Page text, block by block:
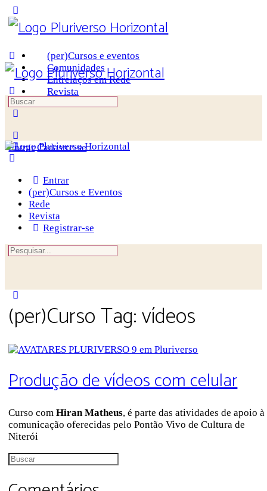
Panel
(per)Cursos e eventos
Comunidades
Entrelaços em Rede
Revista
Entrar Cadastre-se
Procurar
por:
Entrar
(per)Cursos e Eventos
Rede
Revista
Registrar-se
Procurar
search
(per)Curso Tag:vídeos
Produção de vídeos com celular
Curso comHiran Matheus, é parte das atividades de apoio à
comunicação oferecidas pelo Pontão Vivo de Cultura de
Niterói
Procurar